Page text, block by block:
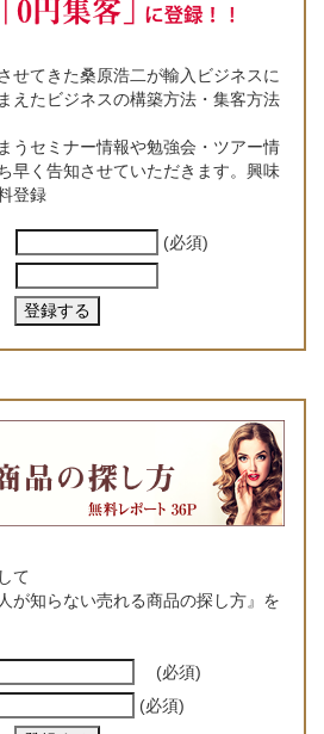
せてきた桑原浩二が輸入ビジネスに
えたビジネスの構築方法・集客方法
うセミナー情報や勉強会・ツアー情
早く告知させていただきます。興味
登録
(必須)
て
が知らない売れる商品の探し方』を
(必須)
(必須)